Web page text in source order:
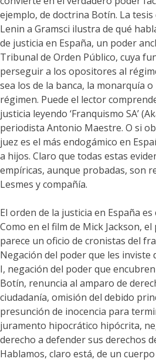
ejemplo, de doctrina Botín. La
Lenin a Gramsci ilustra de qué
de justicia en España, un poder
Tribunal de Orden Público, cuya
perseguir a los opositores al
sea los de la banca, la monarquía
régimen. Puede el lector
justicia leyendo ‘Franquismo SA’
periodista Antonio Maestre. O si
juez es el más endogámico en
a hijos. Claro que todas estas
empíricas, aunque probadas, son
Lesmes y compañía.
El orden de la justicia en España
Como en el film de Mick Jackson,
parece un oficio de cronistas del
Negación del poder que les inviste
I, negación del poder que
Botín, renuncia al amparo de
ciudadanía, omisión del debido
presunción de inocencia para
juramento hipocrático hipócrita,
derecho a defender sus derechos
Hablamos, claro está, de un